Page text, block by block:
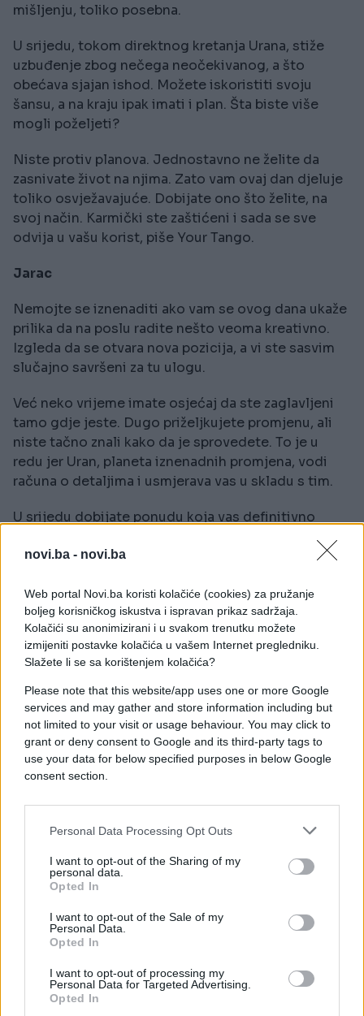
novi.ba - novi.ba
Web portal Novi.ba koristi kolačiće (cookies) za pružanje
boljeg korisničkog iskustva i ispravan prikaz sadržaja.
Kolačići su anonimizirani i u svakom trenutku možete
izmijeniti postavke kolačića u vašem Internet pregledniku.
Slažete li se sa korištenjem kolačića?
Please note that this website/app uses one or more Google
services and may gather and store information including but
not limited to your visit or usage behaviour. You may click to
grant or deny consent to Google and its third-party tags to
use your data for below specified purposes in below Google
consent section.
Personal Data Processing Opt Outs
I want to opt-out of the Sharing of my
personal data.
Opted In
I want to opt-out of the Sale of my
Personal Data.
Opted In
I want to opt-out of processing my
Personal Data for Targeted Advertising.
Opted In
mišljenju, toliko posebna.
U srijedu, tokom direktnog kretanja Urana, stiže
uzbuđenje zbog nečega neočekivanog, a što
obećava sjajan ishod. Možete iskoristiti svoju
šansu, a na kraju ipak imati i plan. Šta biste više
mogli poželjeti?
Niste protiv planova. Jednostavno ne želite da
zasnivate život na njima. Zato vam ovaj dan djeluje
toliko osvježavajuće. Dobijate ono što želite, na
svoj način. Karmički ste zaštićeni i sada se sve
odvija u vašu korist, piše Your Tango.
Jarac
Nemojte se iznenaditi ako vam se ovog dana ukaže
prilika da na poslu radite nešto veoma kreativno.
Izgleda da se otvara nova pozicija, a vi ste sasvim
slučajno savršeni za tu ulogu.
Već neko vrijeme imate osjećaj da ste zaglavljeni
tamo gdje jeste. Dugo priželjkujete promjenu, ali
niste tačno znali kako da je sprovedete. To je u
redu jer Uran, planeta iznenadnih promjena, vodi
računa o detaljima i usmjerava vas u skladu s tim.
U srijedu dobijate ponudu koja vas definitivno
intrigira. Zapravo, mogla bi vam promijeniti život i, u
najvećoj mjeri, donijeti priliku za nevjerovatno
promakne.
Vodolija
Baš kada ste pomislili da sve ide dobro, pojavljuje
se prilika da stvari postanu još bolje. To je bilo
neočekivano, a ipak ste spremni za izazov. Trenutno
ste karmički zaštićeni i izgleda da vam sve ide
naruku.
Volite dobar izazov, naročito kada djeluje kao onaj
tokom direktnog kretanja Urana izgleda da se to
konačno pokreće.
Nema potrebe da vas iko nagovara na bilo šta.
Vidite priliku i odmah preduzimate akciju. Uran je
vaša vladajuća planeta, a njegova transformativna
energija tu je da vas podrži i učini da se osjećate
sigurnije u vezi sa svojim sljedećim korakom. Zato
samo naprijed.